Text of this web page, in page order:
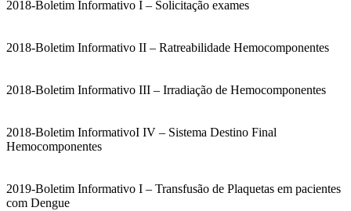
2018-Boletim Informativo I – Solicitação exames
2018-Boletim Informativo II – Ratreabilidade Hemocomponentes
2018-Boletim Informativo III – Irradiação de Hemocomponentes
2018-Boletim InformativoI IV – Sistema Destino Final
Hemocomponentes
2019-Boletim Informativo I – Transfusão de Plaquetas em pacientes
com Dengue